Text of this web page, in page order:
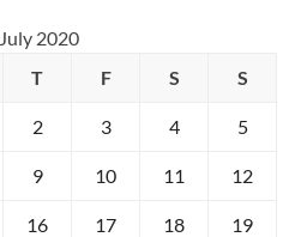
July 2020
T F S S
2 3 4 5
9 10 11 12
16 17 18 19